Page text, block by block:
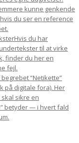
kunne genkende
du ser en reference
Hvis du har
til at virke
finder du her en
fejl.
“Netikette”
på digitale fora). Her
sikre en
betyder — i hvert fald